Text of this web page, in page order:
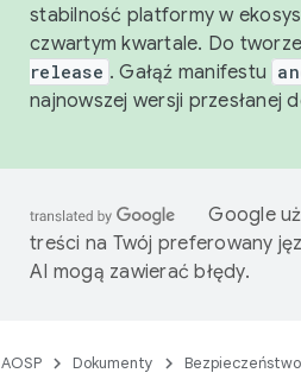
stabilność platformy w
czwartym kwartale. Do
release . Gałąź manifestu
najnowszej wersji przesłanej
Google
treści na Twój preferowany
AI mogą zawierać błędy.
AOSP Dokumenty Bezpieczeństwo